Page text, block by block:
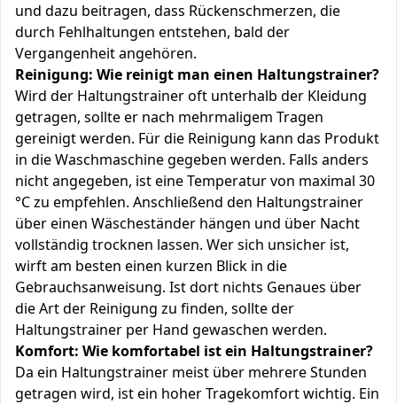
und dazu beitragen, dass Rückenschmerzen, die
durch Fehlhaltungen entstehen, bald der
Vergangenheit angehören.
Reinigung: Wie reinigt man einen Haltungstrainer?
Wird der Haltungstrainer oft unterhalb der Kleidung
getragen, sollte er nach mehrmaligem Tragen
gereinigt werden. Für die Reinigung kann das Produkt
in die Waschmaschine gegeben werden. Falls anders
nicht angegeben, ist eine Temperatur von maximal 30
°C zu empfehlen. Anschließend den Haltungstrainer
über einen Wäscheständer hängen und über Nacht
vollständig trocknen lassen. Wer sich unsicher ist,
wirft am besten einen kurzen Blick in die
Gebrauchsanweisung. Ist dort nichts Genaues über
die Art der Reinigung zu finden, sollte der
Haltungstrainer per Hand gewaschen werden.
Komfort: Wie komfortabel ist ein Haltungstrainer?
Da ein Haltungstrainer meist über mehrere Stunden
getragen wird, ist ein hoher Tragekomfort wichtig. Ein